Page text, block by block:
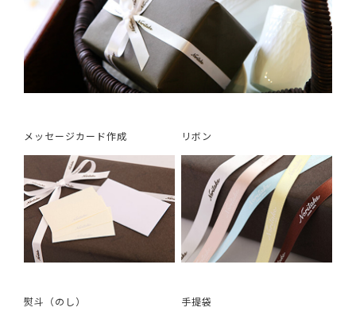
メッセージカード作成 リボン
熨斗（のし） 手提袋